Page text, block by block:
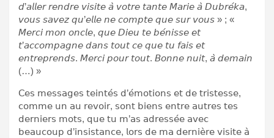
𝘥’𝘢𝘭𝘭𝘦𝘳 𝘳𝘦𝘯𝘥𝘳𝘦 𝘷𝘪𝘴𝘪𝘵𝘦 𝘢̀ 𝘷𝘰𝘵𝘳𝘦 𝘵𝘢𝘯𝘵𝘦 𝘔𝘢𝘳𝘪𝘦 𝘢̀ 𝘋𝘶𝘣𝘳𝘦́𝘬𝘢,
𝘷𝘰𝘶𝘴 𝘴𝘢𝘷𝘦𝘻 𝘲𝘶’𝘦𝘭𝘭𝘦 𝘯𝘦 𝘤𝘰𝘮𝘱𝘵𝘦 𝘲𝘶𝘦 𝘴𝘶𝘳 𝘷𝘰𝘶𝘴 » ; «
𝘔𝘦𝘳𝘤𝘪 𝘮𝘰𝘯 𝘰𝘯𝘤𝘭𝘦, 𝘲𝘶𝘦 𝘋𝘪𝘦𝘶 𝘵𝘦 𝘣𝘦́𝘯𝘪𝘴𝘴𝘦 𝘦𝘵
𝘵’𝘢𝘤𝘤𝘰𝘮𝘱𝘢𝘨𝘯𝘦 𝘥𝘢𝘯𝘴 𝘵𝘰𝘶𝘵 𝘤𝘦 𝘲𝘶𝘦 𝘵𝘶 𝘧𝘢𝘪𝘴 𝘦𝘵
𝘦𝘯𝘵𝘳𝘦𝘱𝘳𝘦𝘯𝘥𝘴. 𝘔𝘦𝘳𝘤𝘪 𝘱𝘰𝘶𝘳 𝘵𝘰𝘶𝘵. 𝘉𝘰𝘯𝘯𝘦 𝘯𝘶𝘪𝘵, 𝘢̀ 𝘥𝘦𝘮𝘢𝘪𝘯
(…) »
𝖢𝖾𝗌 𝗆𝖾𝗌𝗌𝖺𝗀𝖾𝗌 𝗍𝖾𝗂𝗇𝗍𝖾́𝗌 𝖽’𝖾́𝗆𝗈𝗍𝗂𝗈𝗇𝗌 𝖾𝗍 𝖽𝖾 𝗍𝗋𝗂𝗌𝗍𝖾𝗌𝗌𝖾,
𝖼𝗈𝗆𝗆𝖾 𝗎𝗇 𝖺𝗎 𝗋𝖾𝗏𝗈𝗂𝗋, 𝗌𝗈𝗇𝗍 𝖻𝗂𝖾𝗇𝗌 𝖾𝗇𝗍𝗋𝖾 𝖺𝗎𝗍𝗋𝖾𝗌 𝗍𝖾𝗌
𝖽𝖾𝗋𝗇𝗂𝖾𝗋𝗌 𝗆𝗈𝗍𝗌, 𝗊𝗎𝖾 𝗍𝗎 𝗆’𝖺𝗌 𝖺𝖽𝗋𝖾𝗌𝗌𝖾́𝖾 𝖺𝗏𝖾𝖼
𝖻𝖾𝖺𝗎𝖼𝗈𝗎𝗉 𝖽’𝗂𝗇𝗌𝗂𝗌𝗍𝖺𝗇𝖼𝖾, 𝗅𝗈𝗋𝗌 𝖽𝖾 𝗆𝖺 𝖽𝖾𝗋𝗇𝗂𝖾̀𝗋𝖾 𝗏𝗂𝗌𝗂𝗍𝖾 𝖺̀